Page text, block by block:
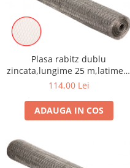
Garduri și porți rezidențiale
Garduri
Porti
Articole de consum industrie
Lacuri si vopsele
Produse pentru constructii
Pistoale de vopsit
Set aer comprimat
Plasa rabitz dublu
zincata,lungime 25 m,latime 1
m,grosime 0.53 mm
114,00 Lei
ADAUGA IN COS